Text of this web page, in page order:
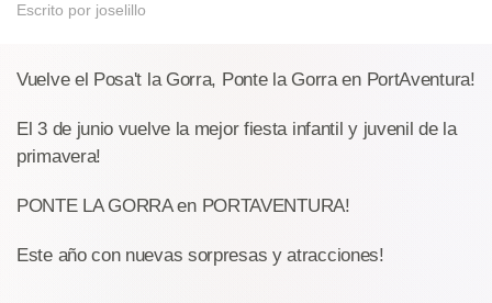
Escrito por joselillo
Vuelve el Posa't la Gorra, Ponte la Gorra en PortAventura!
El 3 de junio vuelve la mejor fiesta infantil y juvenil de la
primavera!
PONTE LA GORRA en PORTAVENTURA!
Este año con nuevas sorpresas y atracciones!